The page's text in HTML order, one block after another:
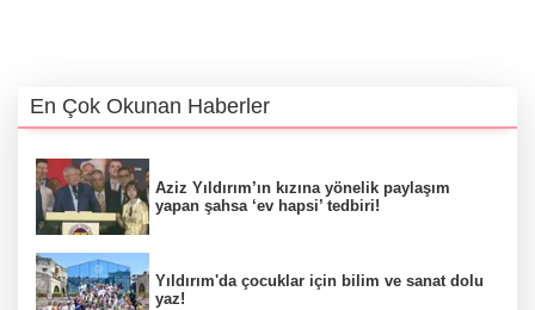
En Çok Okunan Haberler
Aziz Yıldırım’ın kızına yönelik paylaşım
yapan şahsa ‘ev hapsi’ tedbiri!
Yıldırım'da çocuklar için bilim ve sanat dolu
yaz!